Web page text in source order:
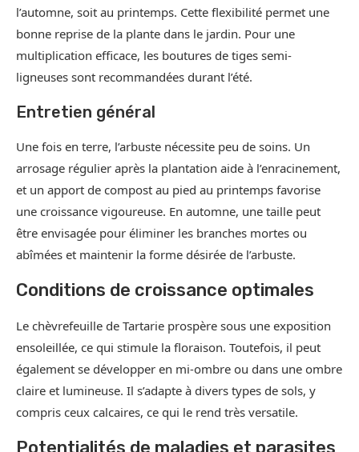
l’automne, soit au printemps. Cette flexibilité permet une
bonne reprise de la plante dans le jardin. Pour une
multiplication efficace, les boutures de tiges semi-
ligneuses sont recommandées durant l’été.
Entretien général
Une fois en terre, l’arbuste nécessite peu de soins. Un
arrosage régulier après la plantation aide à l’enracinement,
et un apport de compost au pied au printemps favorise
une croissance vigoureuse. En automne, une taille peut
être envisagée pour éliminer les branches mortes ou
abîmées et maintenir la forme désirée de l’arbuste.
Conditions de croissance optimales
Le chèvrefeuille de Tartarie prospère sous une exposition
ensoleillée, ce qui stimule la floraison. Toutefois, il peut
également se développer en mi-ombre ou dans une ombre
claire et lumineuse. Il s’adapte à divers types de sols, y
compris ceux calcaires, ce qui le rend très versatile.